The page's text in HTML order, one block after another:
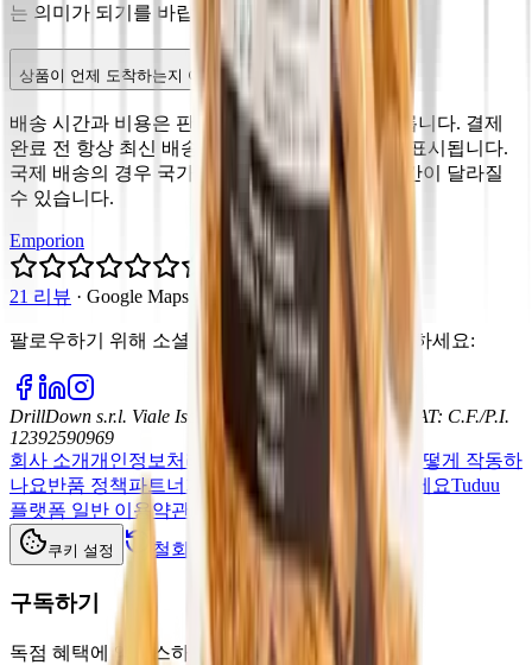
는 의미가 되기를 바랍니다.
상품이 언제 도착하는지 어떻게 알 수 있나요?
배송 시간과 비용은 판매자와 배송지에 따라 다릅니다. 결제
완료 전 항상 최신 배송 예상 시간이 체크아웃에 표시됩니다.
국제 배송의 경우 국가와 택배사에 따라 배송 기간이 달라질
수 있습니다.
Emporion
21 리뷰 · Google Maps
팔로우하기 위해 소셜 미디어에서 우리를 팔로우하세요:
DrillDown s.r.l. Viale Isonzo, 8, 20135 - Milano (MI) VAT: C.F./P.I.
12392590969
회사 소개개인정보처리방침 쿠키 정책
어떻게 작동하
나요반품 정책파트너가 되어 우리와 함께 판매하세요Tuduu
플랫폼 일반 이용약관(전문 사용자)
쿠키 설정 철회, 반품 및 취소
구독하기
독점 혜택에 액세스하려면 가입하세요